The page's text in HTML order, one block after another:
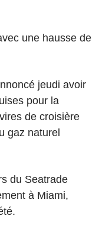
une hausse de
jeudi avoir
pour la
de croisière
gaz naturel
du Seatrade
à Miami,